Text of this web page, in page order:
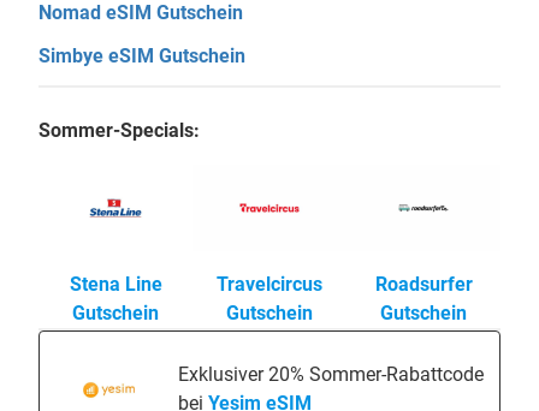
Nomad eSIM Gutschein
Simbye eSIM Gutschein
Sommer-Specials:
Stena Line
Gutschein
Travelcircus
Gutschein
Roadsurfer
Gutschein
Exklusiver 20% Sommer-Rabattcode
bei Yesim eSIM